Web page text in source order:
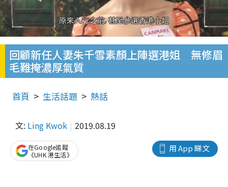
回顧新任人妻朱千雪素顏上陣選港姐 無修眉
毛難掩濃厚氣質
首頁 生活話題 熱話
文: Ling Kwok 2019.08.19
用 App 睇文
在Google追蹤
《UHK 港生活》